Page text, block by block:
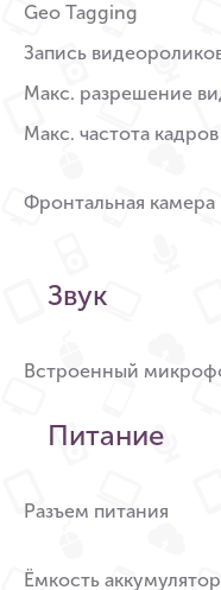
Geo Tagging
Запись
Макс. разрешение
Макс. частота
Фронтальная камера
Звук
Встроенный
Питание
Разъем питания
Ёмкость